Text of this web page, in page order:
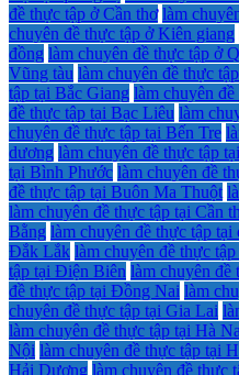
đề thực tập ở Cần thơ làm
chuyên đề thực tập ở Kiên giang
đồng làm chuyên đề thực tập ở
Vũng tàu làm chuyên đề thực
tập tại Bắc Giang làm chuyên
đề thực tập tại Bạc Liêu làm
chuyên đề thực tập tại Bến Tre
dương làm chuyên đề thực tập
tại Bình Phước làm chuyên đề
đề thực tập tại Buôn Ma Thuột
làm chuyên đề thực tập tại Cần
Bằng làm chuyên đề thực tập tại
Đắk Lắk làm chuyên đề thực
tập tại Điện Biên làm chuyên
đề thực tập tại Đồng Nai làm
chuyên đề thực tập tại Gia Lai
làm chuyên đề thực tập tại Hà
Nội làm chuyên đề thực tập tại
Hải Dương làm chuyên đề thực